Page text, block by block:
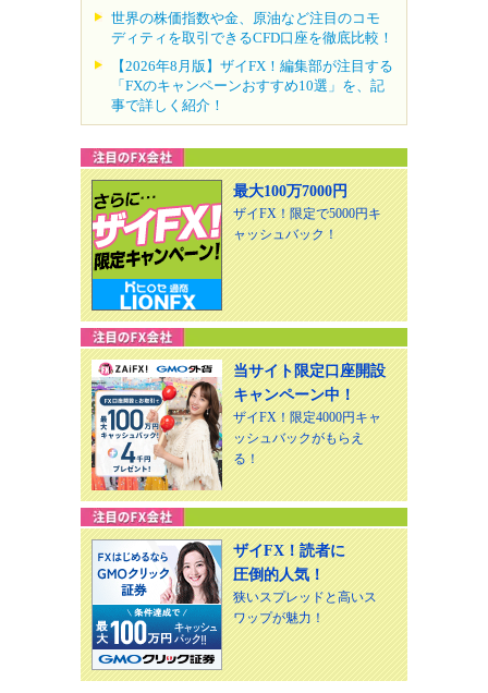
世界の株価指数や金、原油など注目のコモ
ディティを取引できるCFD口座を徹底比較！
【2026年8月版】ザイFX！編集部が注目する
「FXのキャンペーンおすすめ10選」を、記
事で詳しく紹介！
最大100万7000円
ザイFX！限定で5000円キ
ャッシュバック！
当サイト限定口座開設
キャンペーン中！
ザイFX！限定4000円キャ
ッシュバックがもらえ
る！
ザイFX！読者に
圧倒的人気！
狭いスプレッドと高いス
ワップが魅力！